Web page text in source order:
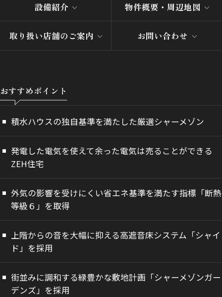
設備紹介 物件概要・周辺地図
取り扱い店舗のご案内 お問い合わせ
おすすめポイント
積水ハウスの独自基準を満たした厳選シャーメゾン
発電した電気を使えて余った電気は売ることができる
ZEH住宅
外気の影響を受けにくい省エネ基準を満たす指標「断熱
等級６」を取得
上階からの音を大幅に抑える高遮音床システム「シャイ
ド」を採用
街並みに調和する緑豊かな敷地計画「シャーメゾンガー
デンズ」を採用